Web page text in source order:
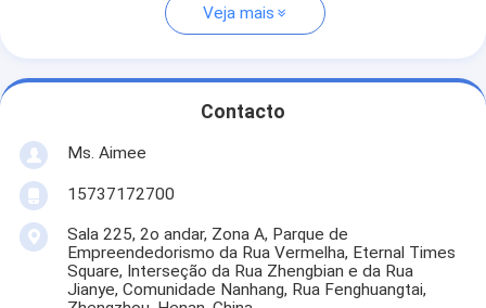
Veja mais
Contacto
Ms. Aimee
15737172700
Sala 225, 2o andar, Zona A, Parque de
Empreendedorismo da Rua Vermelha, Eternal Times
Square, Interseção da Rua Zhengbian e da Rua
Jianye, Comunidade Nanhang, Rua Fenghuangtai,